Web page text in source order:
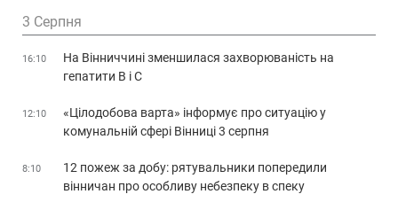
3 Серпня
16:10
На Вінниччині зменшилася захворюваність на
гепатити В і С
12:10
«Цілодобова варта» інформує про ситуацію у
комунальній сфері Вінниці 3 серпня
8:10
12 пожеж за добу: рятувальники попередили
вінничан про особливу небезпеку в спеку